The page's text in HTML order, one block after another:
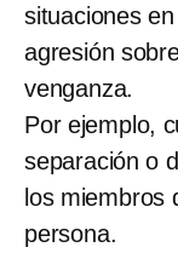
situaciones
agresión
venganza.
Por ejemplo,
separación o
los miembros
persona.